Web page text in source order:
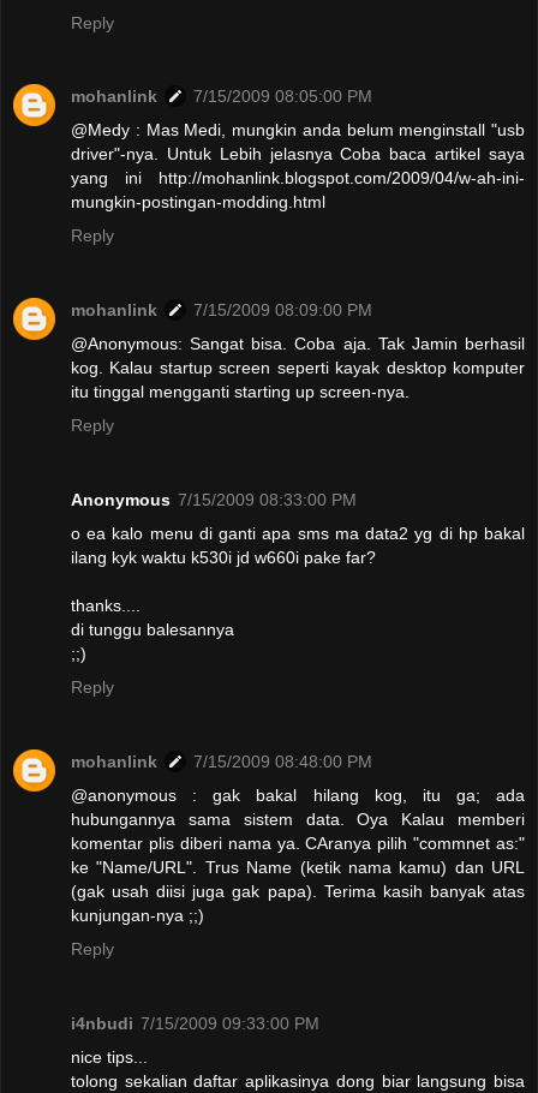
Reply
mohanlink
7/15/2009 08:05:00 PM
@Medy : Mas Medi, mungkin anda belum menginstall "usb
driver"-nya. Untuk Lebih jelasnya Coba baca artikel saya
yang ini http://mohanlink.blogspot.com/2009/04/w-ah-ini-
mungkin-postingan-modding.html
Reply
mohanlink
7/15/2009 08:09:00 PM
@Anonymous: Sangat bisa. Coba aja. Tak Jamin berhasil
kog. Kalau startup screen seperti kayak desktop komputer
itu tinggal mengganti starting up screen-nya.
Reply
Anonymous 7/15/2009 08:33:00 PM
o ea kalo menu di ganti apa sms ma data2 yg di hp bakal
ilang kyk waktu k530i jd w660i pake far?
thanks....
di tunggu balesannya
;;)
Reply
mohanlink
7/15/2009 08:48:00 PM
@anonymous : gak bakal hilang kog, itu ga; ada
hubungannya sama sistem data. Oya Kalau memberi
komentar plis diberi nama ya. CAranya pilih "commnet as:"
ke "Name/URL". Trus Name (ketik nama kamu) dan URL
(gak usah diisi juga gak papa). Terima kasih banyak atas
kunjungan-nya ;;)
Reply
i4nbudi 7/15/2009 09:33:00 PM
nice tips...
tolong sekalian daftar aplikasinya dong biar langsung bisa